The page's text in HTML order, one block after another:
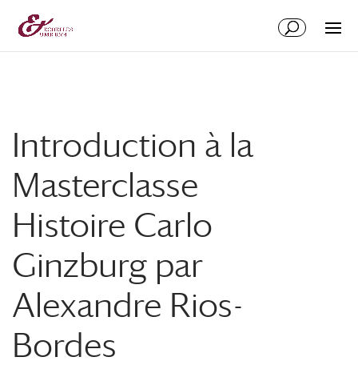
Introduction à la
Masterclasse
Histoire Carlo
Ginzburg par
Alexandre Rios-
Bordes